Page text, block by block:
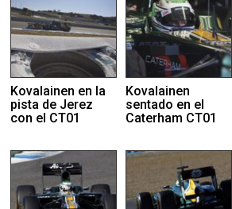
Kovalainen en la
pista de Jerez
con el CT01
Kovalainen
sentado en el
Caterham CT01